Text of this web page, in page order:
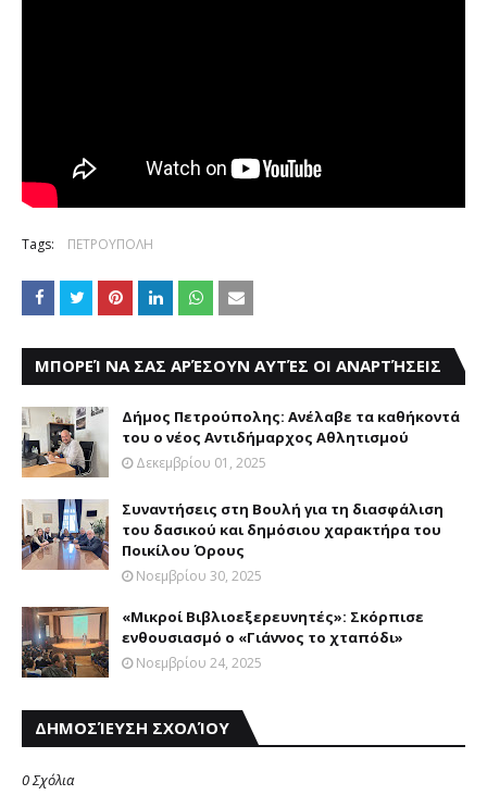
Tags: ΠΕΤΡΟΥΠΟΛΗ
ΜΠΟΡΕΊ ΝΑ ΣΑΣ ΑΡΈΣΟΥΝ ΑΥΤΈΣ ΟΙ ΑΝΑΡΤΉΣΕΙΣ
Δήμος Πετρούπολης: Ανέλαβε τα καθήκοντά
του ο νέος Αντιδήμαρχος Αθλητισμού
Δεκεμβρίου 01, 2025
Συναντήσεις στη Βουλή για τη διασφάλιση
του δασικού και δημόσιου χαρακτήρα του
Ποικίλου Όρους
Νοεμβρίου 30, 2025
«Μικροί Βιβλιοεξερευνητές»: Σκόρπισε
ενθουσιασμό ο «Γιάννος το χταπόδι»
Νοεμβρίου 24, 2025
ΔΗΜΟΣΊΕΥΣΗ ΣΧΟΛΊΟΥ
0 Σχόλια